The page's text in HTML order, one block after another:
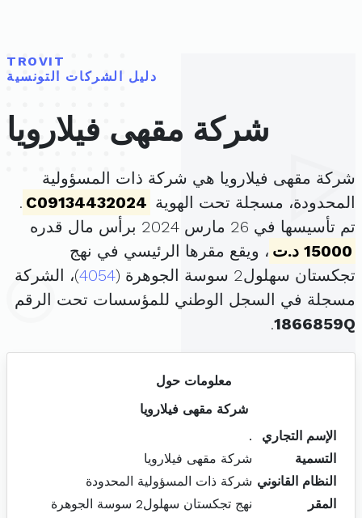
TROVIT
دليل الشركات التونسية
شركة مقهى فيلارويا
شركة مقهى فيلارويا هي شركة ذات المسؤولية
المحدودة، مسجلة تحت الهوية C09134432024
.
تم تأسيسها في 26 مارس 2024 برأس مال قدره
15000 د.ت
، ويقع مقرها الرئيسي في نهج
تجكستان سهلول2 سوسة الجوهرة (
4054)، الشركة
مسجلة في السجل الوطني للمؤسسات تحت الرقم
1866859Q
.
معلومات حول
شركة مقهى فيلارويا
الإسم التجاري
.
التسمية
شركة مقهى فيلارويا
النظام القانوني شركة ذات المسؤولية المحدودة
المقر
نهج تجكستان سهلول2 سوسة الجوهرة